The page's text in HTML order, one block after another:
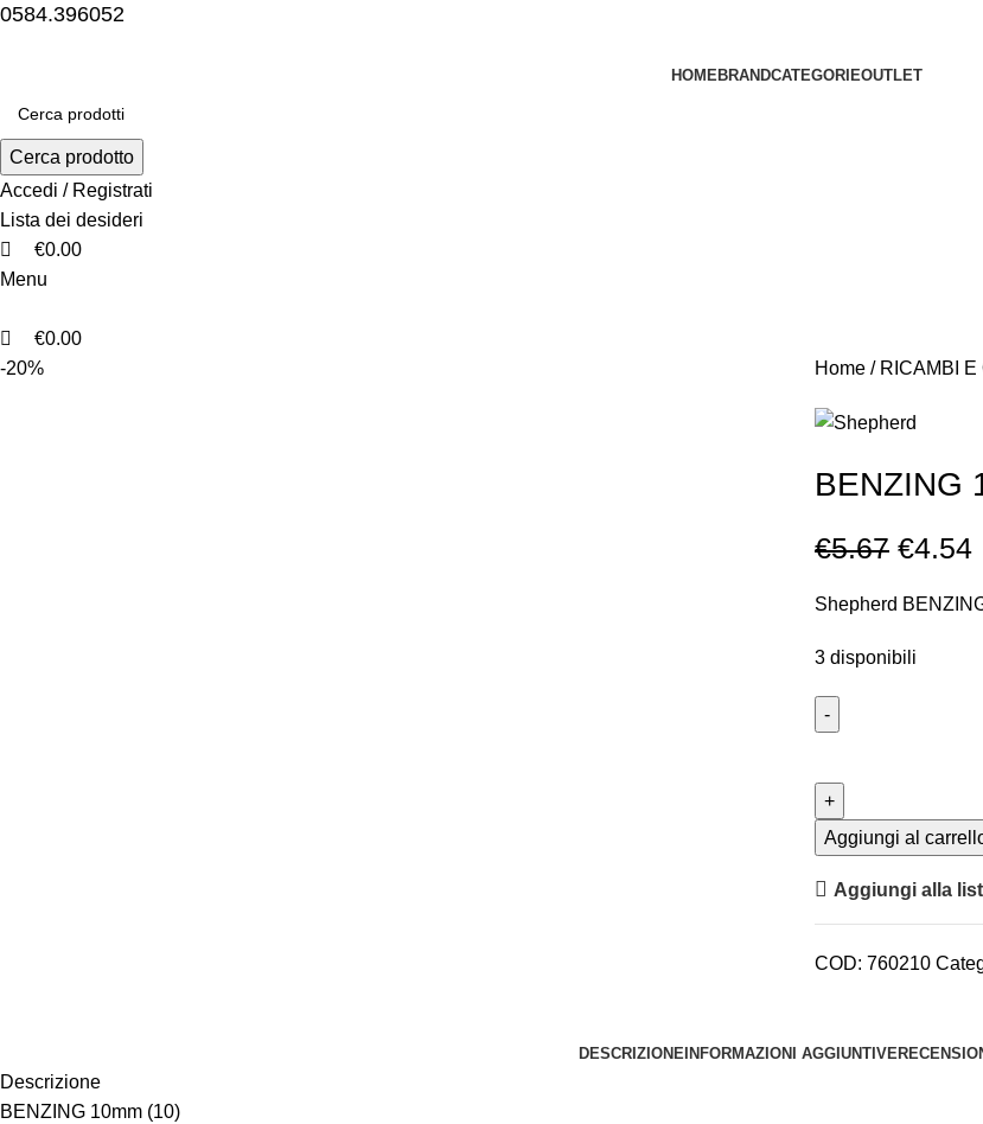
0584.396052
HOMEBRANDCATEGORIEOUTLET
Cerca prodotto
Accedi / Registrati
Lista dei desideri
€0.00
Menu
€0.00
-20%
Home RICAMBI E
BENZING
€5.67 €4.54
Shepherd
3 disponibili
Aggiungi al
Aggiungi alla
COD: 760210
DESCRIZIONEINFORMAZIONI AGGIUNTIVE
Descrizione
BENZING 10mm (10)